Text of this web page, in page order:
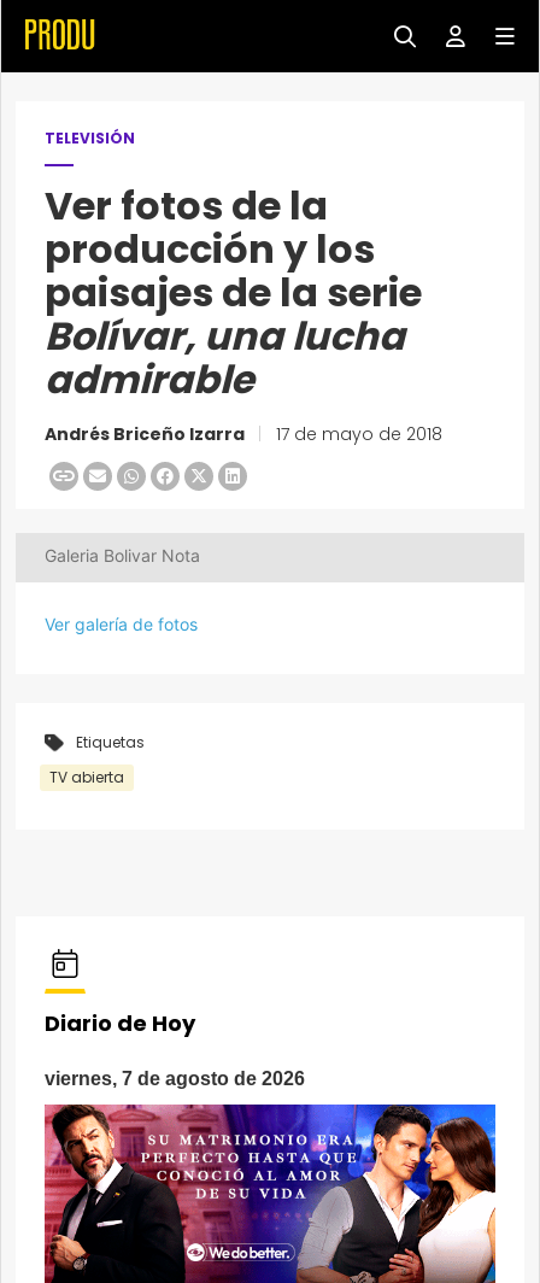
TELEVISIÓN
Ver fotos de la
producción y los
paisajes de la serie
Bolívar, una lucha
admirable
Andrés Briceño Izarra 17 de mayo de 2018
Galeria Bolivar Nota
Ver galería de fotos
Etiquetas
TV abierta
Diario de Hoy
viernes, 7 de agosto de 2026